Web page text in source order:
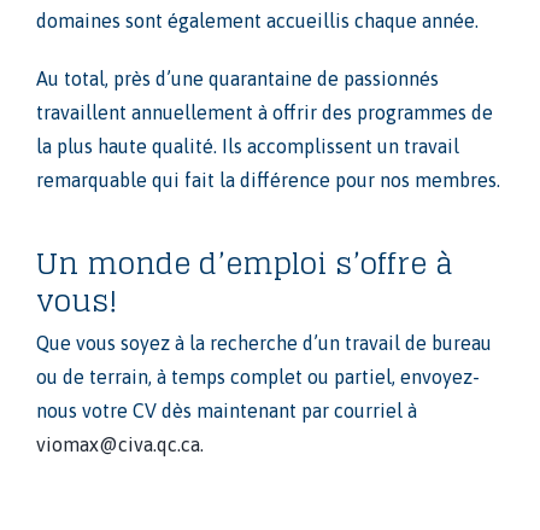
domaines sont également accueillis chaque année.
Au total, près d’une quarantaine de passionnés
travaillent annuellement à offrir des programmes de
la plus haute qualité. Ils accomplissent un travail
remarquable qui fait la différence pour nos membres.
Un monde d’emploi s’offre à
vous!
Que vous soyez à la recherche d’un travail de bureau
ou de terrain, à temps complet ou partiel, envoyez-
nous votre CV dès maintenant par courriel à
viomax@civa.qc.ca.